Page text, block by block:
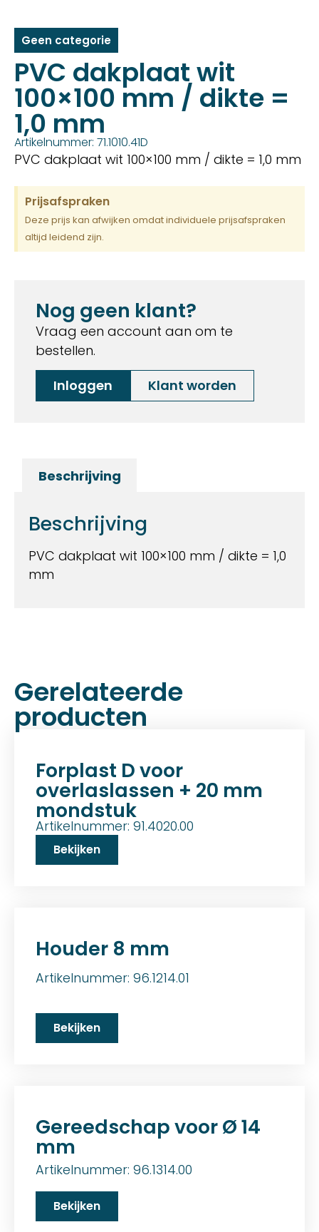
Geen categorie
PVC dakplaat wit
100×100 mm / dikte =
1,0 mm
Artikelnummer: 71.1010.41D
PVC dakplaat wit 100×100 mm / dikte = 1,0 mm
Prijsafspraken
Deze prijs kan afwijken omdat individuele prijsafspraken
altijd leidend zijn.
Nog geen klant?
Vraag een account aan om te
bestellen.
Inloggen
Klant worden
Beschrijving
Beschrijving
PVC dakplaat wit 100×100 mm / dikte = 1,0
mm
Gerelateerde
producten
Forplast D voor
overlaslassen + 20 mm
mondstuk
Artikelnummer: 91.4020.00
Bekijken
Houder 8 mm
Artikelnummer: 96.1214.01
Bekijken
Gereedschap voor Ø 14
mm
Artikelnummer: 96.1314.00
Bekijken